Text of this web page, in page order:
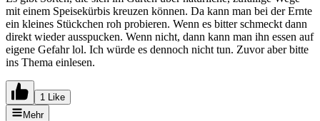
mit einem Speisekürbis kreuzen können. Da kann man bei der Ernte
ein kleines Stückchen roh probieren. Wenn es bitter schmeckt dann
direkt wieder ausspucken. Wenn nicht, dann kann man ihn essen auf
eigene Gefahr lol. Ich würde es dennoch nicht tun. Zuvor aber bitte
ins Thema einlesen.
1 Like
Mehr